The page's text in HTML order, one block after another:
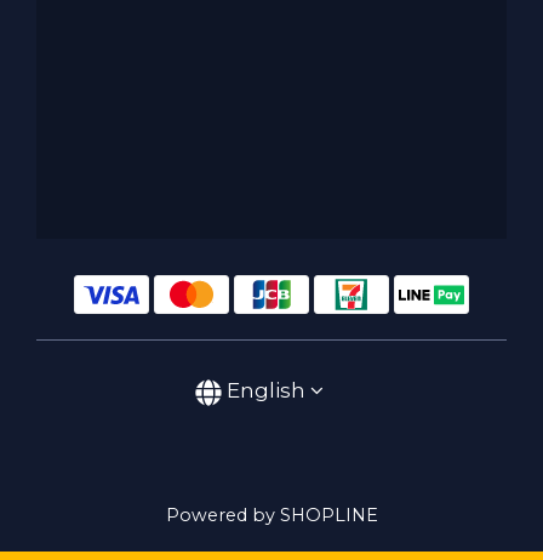
English
Powered by SHOPLINE